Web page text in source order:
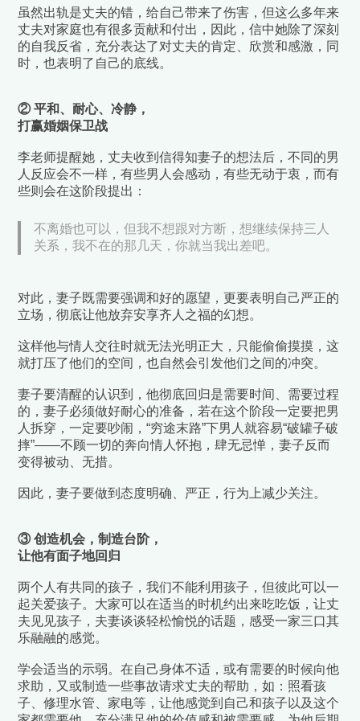
虽然出轨是丈夫的错，给自己带来了伤害，但这么多年来
丈夫对家庭也有很多贡献和付出，因此，信中她除了深刻
的自我反省，充分表达了对丈夫的肯定、欣赏和感激 ，同
时，也表明了自己的底线。
② 平和、耐心、冷静，
打赢婚姻保卫战
李老师提醒她，丈夫收到信得知妻子的想法后，不同的男
人反应会不一样，有些男人会感动，有些无动于衷，而有
些则会在这阶段提出：
不离婚也可以，但我不想跟对方断，想继续保持三人
关系，我不在的那几天，你就当我出差吧。
对此，妻子既需要强调和好的愿望，更要表明自己严正的
立场，彻底让他放弃安享齐人之福的幻想。
这样他与情人交往时就无法光明正大，只能偷偷摸摸，这
就打压了他们的空间，也自然会引发他们之间的冲突。
妻子要清醒的认识到，他彻底回归是需要时间、需要过程
的，妻子必须做好耐心的准备， 若在这个阶段一定要把男
人拆穿，一定要吵闹，“穷途末路”下男人就容易“破罐子破
摔”——不顾一切的奔向情人怀抱，肆无忌惮，妻子反而
变得被动、无措。
因此，妻子要做到态度明确、严正，行为上减少关注。
③ 创造机会，制造台阶，
让他有面子地回归
两个人有共同的孩子，我们不能利用孩子，但彼此可以一
起关爱孩子。大家可以在适当的时机约出来吃吃饭，让丈
夫见见孩子，夫妻谈谈轻松愉悦的话题，感受一家三口其
乐融融的感觉。
学会适当的示弱。在自己身体不适，或有需要的时候向他
求助，又或制造一些事故请求丈夫的帮助，如：照看孩
子、修理水管、家电等，让他感觉到自己和孩子以及这个